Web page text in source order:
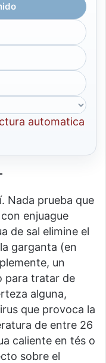
automatica
Nada prueba que
enjuague
de sal elimine el
garganta (en
un
para tratar de
alguna,
que provoca la
de entre 26
caliente en tés o
sobre el